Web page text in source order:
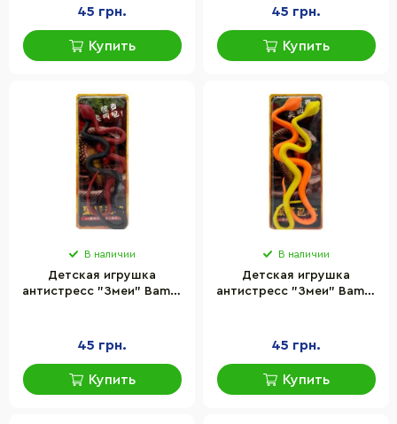
45 грн.
Купить
45 грн.
Купить
В наличии
Детская игрушка
антистресс "Змеи" Bambi
45 грн.
Купить
В наличии
Детская игрушка
антистресс "Змеи" Bambi
45 грн.
Купить